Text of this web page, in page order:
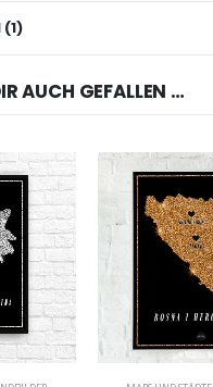
(1)
AUCH GEFALLEN …